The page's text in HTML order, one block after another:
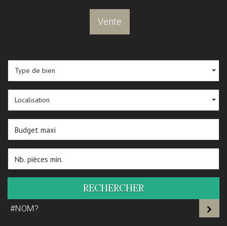
Vente
Type de bien
Localisation
RECHERCHER
#NOM?